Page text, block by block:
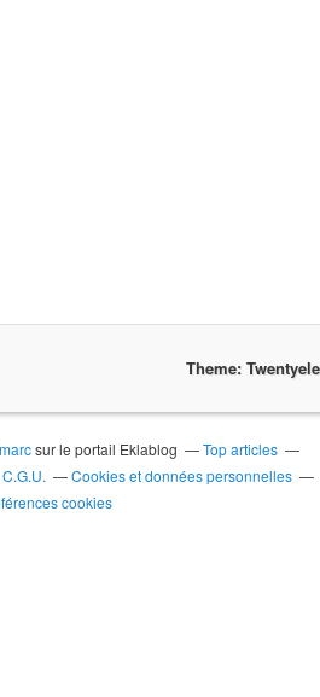
Theme:
sur le portail Eklablog
Top articles
C.G.U.
Cookies et données personnelles
cookies